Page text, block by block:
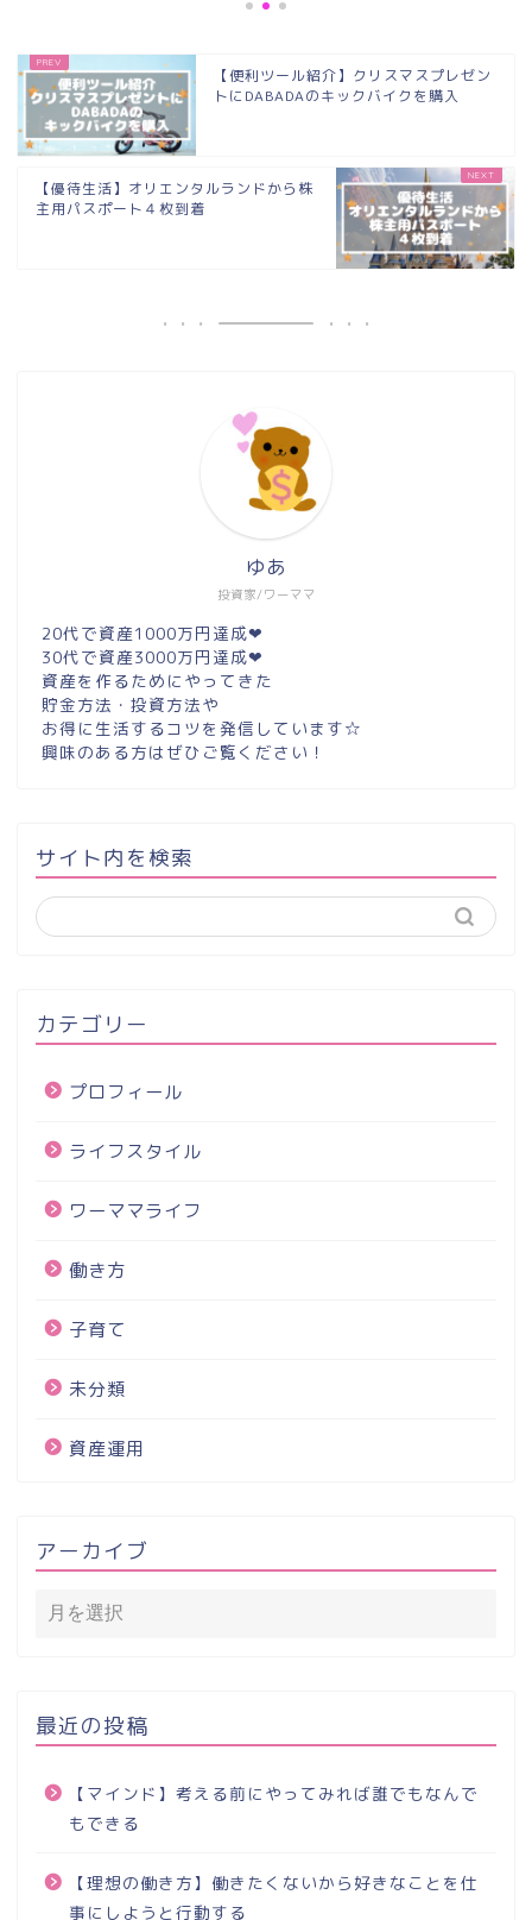
【便利ツール紹介】クリスマスプレゼン
トにDABADAのキックバイクを購入
【優待生活】オリエンタルランドから株
主用パスポート４枚到着
投資家/ワーママ
ゆあ
20代で資産1000万円達成❤︎
30代で資産3000万円達成❤︎
資産を作るためにやってきた
貯金方法・投資方法や
お得に生活するコツを発信しています☆
興味のある方はぜひご覧ください！
サイト内を検索
カテゴリー
プロフィール
ライフスタイル
ワーママライフ
働き方
子育て
未分類
資産運用
アーカイブ
最近の投稿
【マインド】考える前にやってみれば誰でもなんで
もできる
【理想の働き方】働きたくないから好きなことを仕
事にしようと行動する